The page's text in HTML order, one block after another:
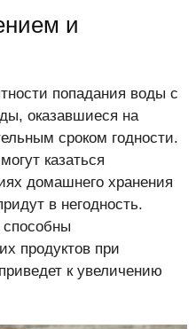
и
попадания воды с
оказавшиеся на
сроком годности.
казаться
домашнего хранения
в негодность.
продуктов при
к увеличению